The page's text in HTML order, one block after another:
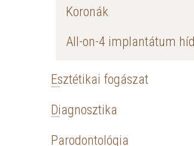
Koronák
All-on-4 implantátum híd
Esztétikai fogászat
Diagnosztika
Parodontológia